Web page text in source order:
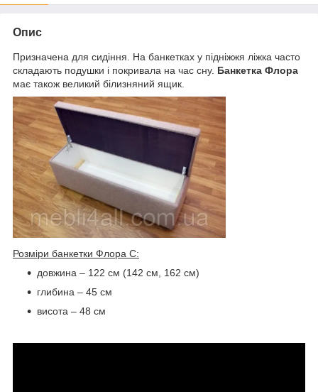
Опис
Призначена для сидіння. На банкетках у підніжжя ліжка часто
складають подушки і покривала на час сну. Банкетка Флора
має також великий білизняний ящик.
Розміри банкетки Флора С:
довжина – 122 см (142 см, 162 см)
глибина – 45 см
висота – 48 см